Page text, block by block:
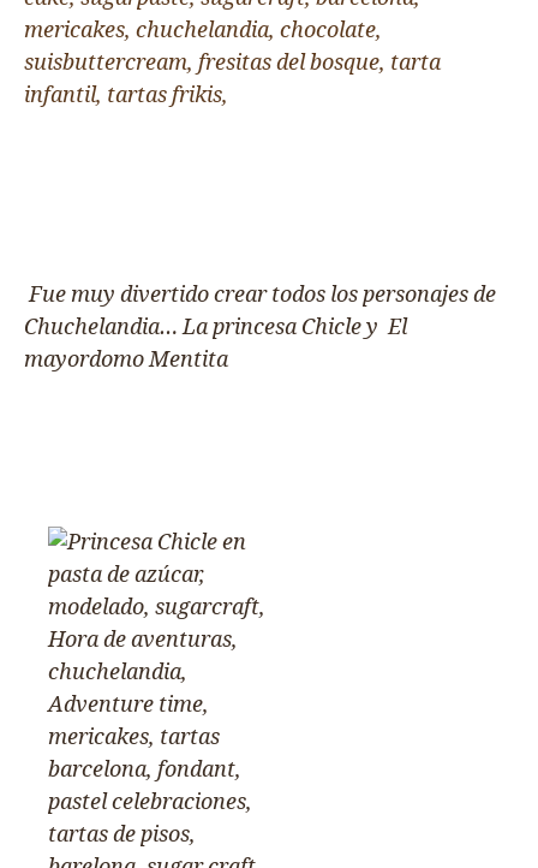
Fue muy divertido crear todos los personajes de
Chuchelandia… La princesa Chicle y El
mayordomo Mentita